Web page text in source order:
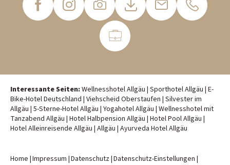
Interessante Seiten:Wellnesshotel Allgäu | Sporthotel Allgäu | E-
Bike-Hotel Deutschland | Viehscheid Oberstaufen | Silvester im
Allgäu | 5-Sterne-Hotel Allgäu | Yogahotel Allgäu | Wellnesshotel mit
Tanzabend Allgäu | Hotel Halbpension Allgäu | Hotel Pool Allgäu |
Hotel Alleinreisende Allgäu | Allgäu | Ayurveda Hotel Allgäu
Home |Impressum |Datenschutz|Datenschutz-Einstellungen |